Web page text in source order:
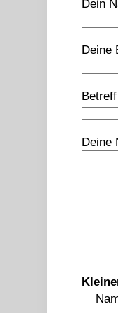
Dein
Deine
Betreff
Deine